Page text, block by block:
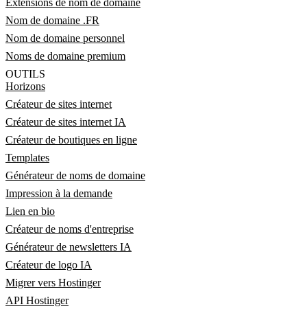
Extensions de nom de domaine
Nom de domaine .FR
Nom de domaine personnel
Noms de domaine premium
OUTILS
Horizons
Créateur de sites internet
Créateur de sites internet IA
Créateur de boutiques en ligne
Templates
Générateur de noms de domaine
Impression à la demande
Lien en bio
Créateur de noms d'entreprise
Générateur de newsletters IA
Créateur de logo IA
Migrer vers Hostinger
API Hostinger